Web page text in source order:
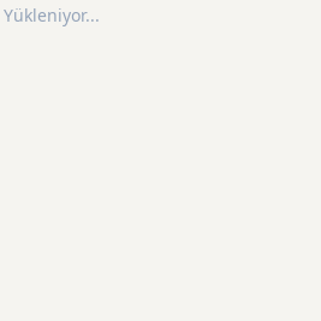
Yükleniyor...